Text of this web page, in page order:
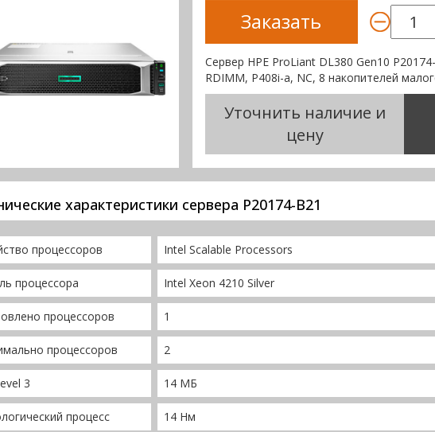
Заказать
Сервер HPE ProLiant DL380 Gen10
RDIMM, P408i-a, NC, 8 накопителей
Уточнить наличие и
цену
характеристики сервера P20174-B21
процессоров Intel Scalable Processors
процессора Intel Xeon 4210 Silver
процессоров 1
процессоров 2
3 14 МБ
процесс 14 Нм